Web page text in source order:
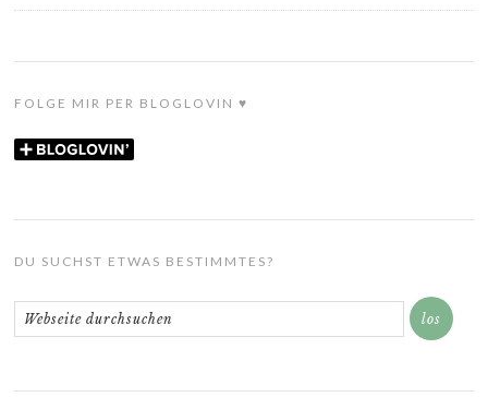
FOLGE MIR PER BLOGLOVIN ♥
DU SUCHST ETWAS BESTIMMTES?